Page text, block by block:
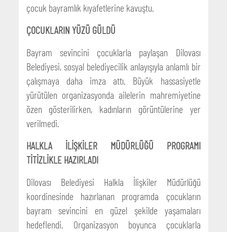
çocuk bayramlık kıyafetlerine kavuştu.
ÇOCUKLARIN YÜZÜ GÜLDÜ
Bayram sevincini çocuklarla paylaşan Dilovası
Belediyesi, sosyal belediyecilik anlayışıyla anlamlı bir
çalışmaya daha imza attı. Büyük hassasiyetle
yürütülen organizasyonda ailelerin mahremiyetine
özen gösterilirken, kadınların görüntülerine yer
verilmedi.
HALKLA İLİŞKİLER MÜDÜRLÜĞÜ PROGRAMI
TİTİZLİKLE HAZIRLADI
Dilovası Belediyesi Halkla İlişkiler Müdürlüğü
koordinesinde hazırlanan programda çocukların
bayram sevincini en güzel şekilde yaşamaları
hedeflendi. Organizasyon boyunca çocuklarla